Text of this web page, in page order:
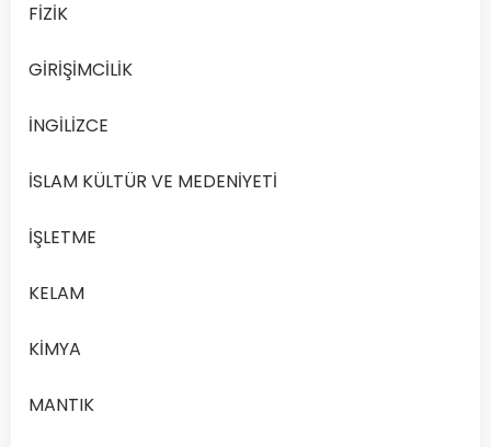
Devamını
FİZİK
GİRİŞİMCİLİK
İNGİLİZCE
İSLAM KÜLTÜR VE MEDENİYETİ
İŞLETME
KELAM
KİMYA
MANTIK